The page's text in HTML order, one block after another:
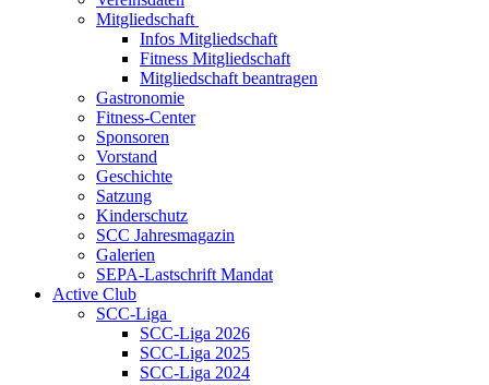
Mitgliedschaft
Infos Mitgliedschaft
Fitness Mitgliedschaft
Mitgliedschaft beantragen
Gastronomie
Fitness-Center
Sponsoren
Vorstand
Geschichte
Satzung
Kinderschutz
SCC Jahresmagazin
Galerien
SEPA-Lastschrift Mandat
Active Club
SCC-Liga
SCC-Liga 2026
SCC-Liga 2025
SCC-Liga 2024